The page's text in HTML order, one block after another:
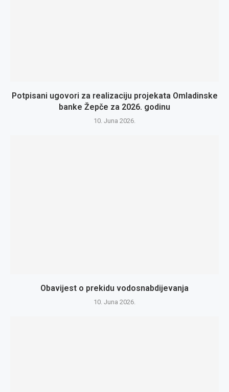
Potpisani ugovori za realizaciju projekata Omladinske
banke Žepče za 2026. godinu
10. Juna 2026.
Obavijest o prekidu vodosnabdijevanja
10. Juna 2026.